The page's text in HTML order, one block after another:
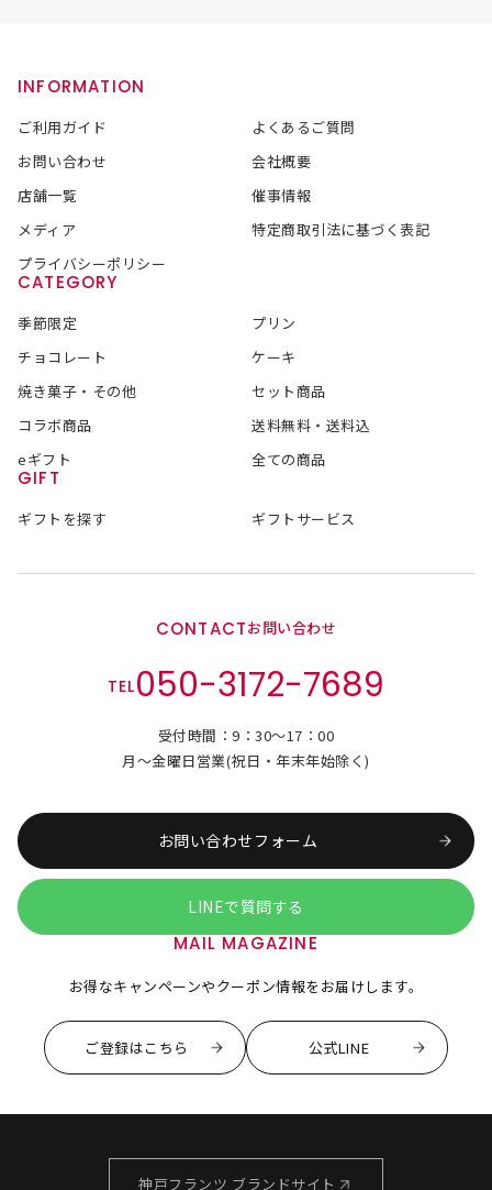
INFORMATION
ご利用ガイド
よくあるご質問
お問い合わせ
会社概要
店舗一覧
催事情報
メディア
特定商取引法に基づく表記
プライバシーポリシー
CATEGORY
季節限定
プリン
チョコレート
ケーキ
焼き菓子・その他
セット商品
コラボ商品
送料無料・送料込
eギフト
全ての商品
GIFT
ギフトを探す ギフトサービス
CONTACTお問い合わせ
TEL050-3172-7689
受付時間：9：30～17：00
月～金曜日営業(祝日・年末年始除く)
お問い合わせフォーム
LINEで質問する
MAIL MAGAZINE
お得なキャンペーンやクーポン情報をお届けします。
ご登録はこちら 公式LINE
神戸フランツ ブランドサイト